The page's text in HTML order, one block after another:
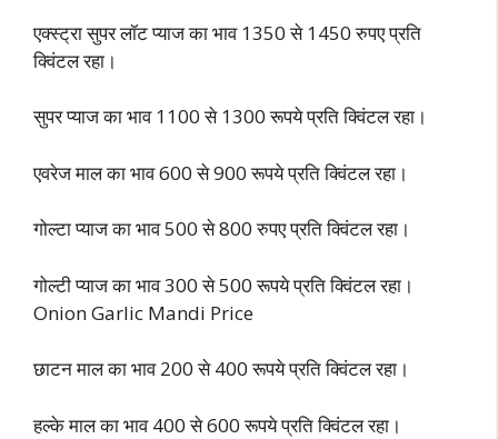
एक्स्ट्रा सुपर लॉट प्याज का भाव 1350 से 1450 रुपए प्रति
क्विंटल रहा।
सुपर प्याज का भाव 1100 से 1300 रूपये प्रति क्विंटल रहा।
एवरेज माल का भाव 600 से 900 रूपये प्रति क्विंटल रहा।
गोल्टा प्याज का भाव 500 से 800 रुपए प्रति क्विंटल रहा।
गोल्टी प्याज का भाव 300 से 500 रूपये प्रति क्विंटल रहा।
Onion Garlic Mandi Price
छाटन माल का भाव 200 से 400 रूपये प्रति क्विंटल रहा।
हल्के माल का भाव 400 से 600 रूपये प्रति क्विंटल रहा।